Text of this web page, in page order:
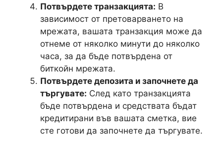
Потвърдете транзакцията: В
зависимост от претоварването на
мрежата, вашата транзакция може да
отнеме от няколко минути до няколко
часа, за да бъде потвърдена от
биткойн мрежата.
Потвърдете депозита и започнете да
търгувате: След като транзакцията
бъде потвърдена и средствата бъдат
кредитирани във вашата сметка, вие
сте готови да започнете да търгувате.